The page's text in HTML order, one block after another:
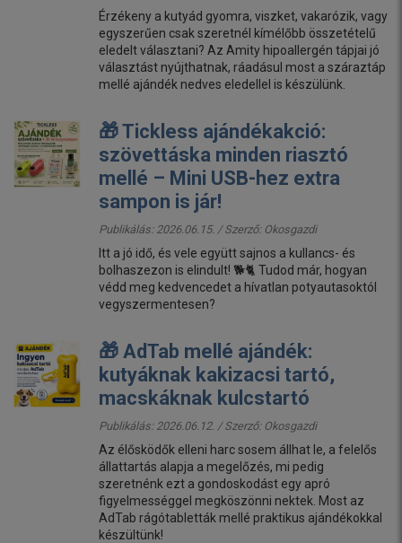
Érzékeny a kutyád gyomra, viszket, vakarózik, vagy
egyszerűen csak szeretnél kímélőbb összetételű
eledelt választani? Az Amity hipoallergén tápjai jó
választást nyújthatnak, ráadásul most a száraztáp
mellé ajándék nedves eledellel is készülünk.
🎁 Tickless ajándékakció:
szövettáska minden riasztó
mellé – Mini USB-hez extra
sampon is jár!
Publikálás: 2026.06.15. / Szerző: Okosgazdi
Itt a jó idő, és vele együtt sajnos a kullancs- és
bolhaszezon is elindult! 🐕🐈 Tudod már, hogyan
védd meg kedvencedet a hívatlan potyautasoktól
vegyszermentesen?
🎁 AdTab mellé ajándék:
kutyáknak kakizacsi tartó,
macskáknak kulcstartó
Publikálás: 2026.06.12. / Szerző: Okosgazdi
Az élősködők elleni harc sosem állhat le, a felelős
állattartás alapja a megelőzés, mi pedig
szeretnénk ezt a gondoskodást egy apró
figyelmességgel megköszönni nektek. Most az
AdTab rágótabletták mellé praktikus ajándékokkal
készültünk!